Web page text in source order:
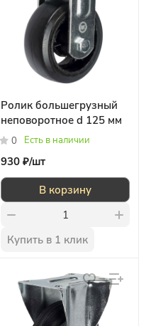
Ролик большегрузный
неповоротное d 125 мм
0 Есть в наличии
930 ₽/шт
В корзину
Купить в 1 клик